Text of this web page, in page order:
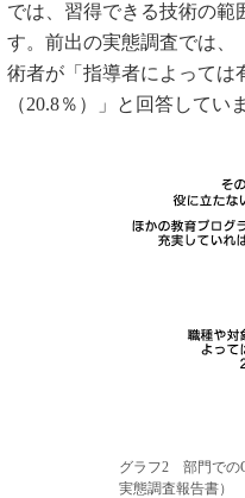
では、習得できる技術の範
す。前出の実態調査では、
術者が「指導者によっては
（20.8％）」と回答してい
グラフ2 部門での
実態調査報告書）